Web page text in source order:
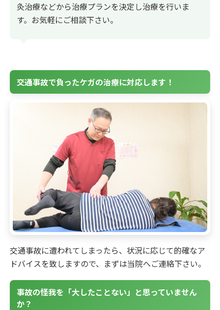
灸治療などから治療プランを決定し治療を行いま
す。お気軽にご相談下さい。
交通事故で負ったケガの治療に対応します！
交通事故に遭われてしまったら、状況に応じて的確なア
ドバイスを致しますので、まずは当院へご連絡下さい。
事故の怪我を「大したことない」と思っていません
か？